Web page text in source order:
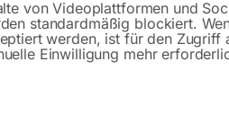
von Videoplattformen und
standardmäßig blockiert.
werden, ist für den Zugriff
Einwilligung mehr